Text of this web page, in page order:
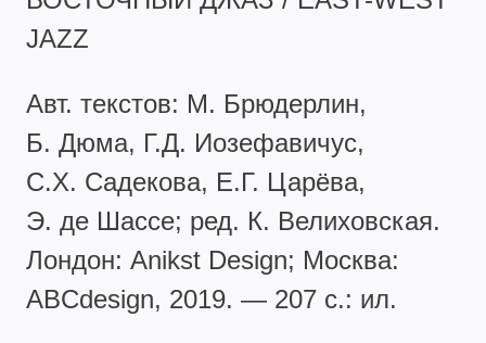
JAZZ
Авт. текстов: М. Брюдерлин,
Б. Дюма, Г.Д. Иозефавичус,
С.Х. Садекова, Е.Г. Царёва,
Э. де Шассе; ред. К. Велиховская.
Лондон: Anikst Design; Москва:
ABCdesign, 2019. — 207 с.: ил.